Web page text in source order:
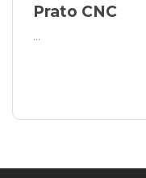
Prato CNC
...